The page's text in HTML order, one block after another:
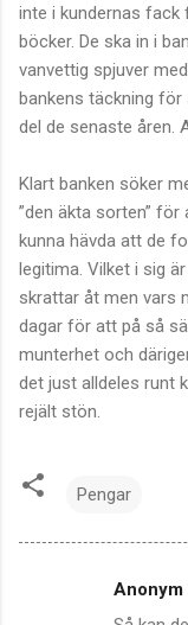
inte i kundernas fack
böcker. De ska in i
vanvettig spjuver
bankens täckning för
del de senaste åren.
Klart banken söker
”den äkta sorten”
kunna hävda att de
legitima. Vilket i sig
skrattar åt men vars
dagar för att på så
munterhet och
det just alldeles runt
rejält stön.
Pengar
Anonym